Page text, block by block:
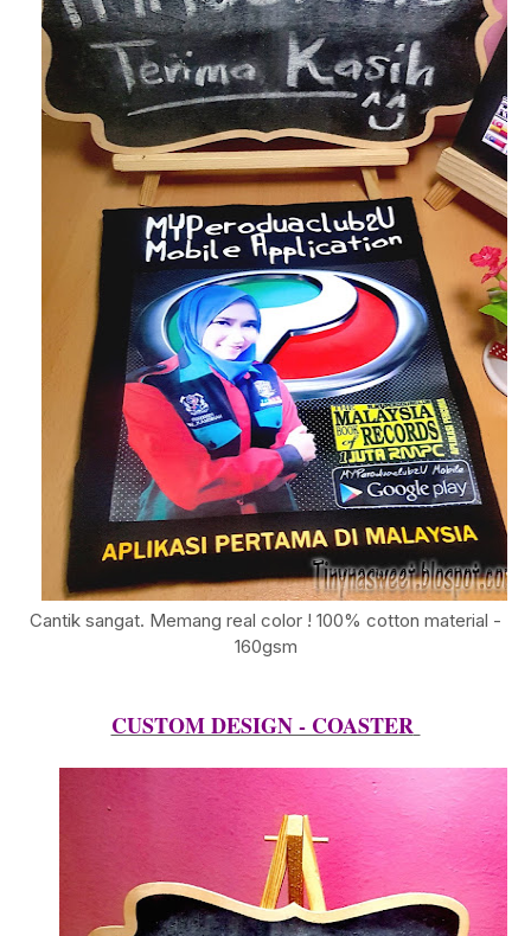
Cantik sangat. Memang real color ! 100% cotton material -
160gsm
CUSTOM DESIGN - COASTER